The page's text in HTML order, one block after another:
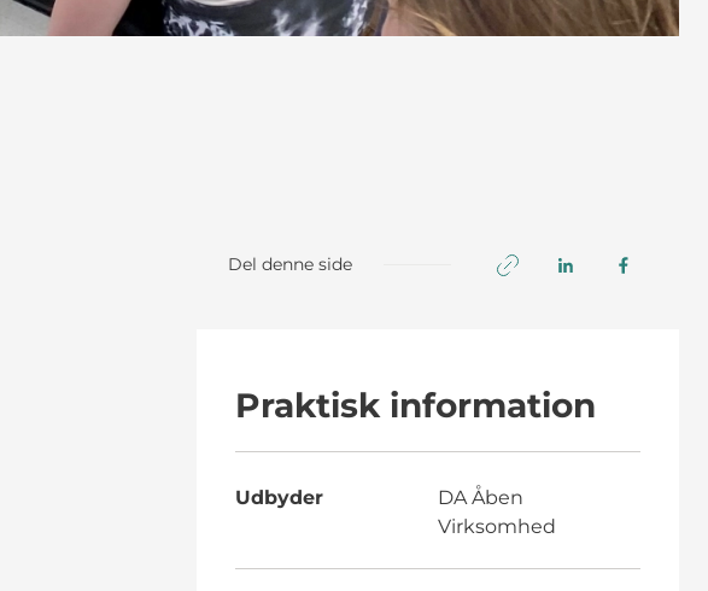
Del denne side
Praktisk information
Udbyder
DA Åben
Virksomhed